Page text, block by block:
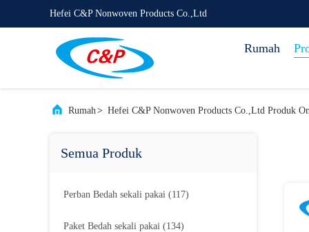
Hefei C&P Nonwoven Products Co.,Ltd
Rumah
Rumah> Hefei C&P Nonwoven Products Co.,Ltd Produk
Semua Produk
Perban Bedah sekali pakai (117)
Paket Bedah sekali pakai (134)